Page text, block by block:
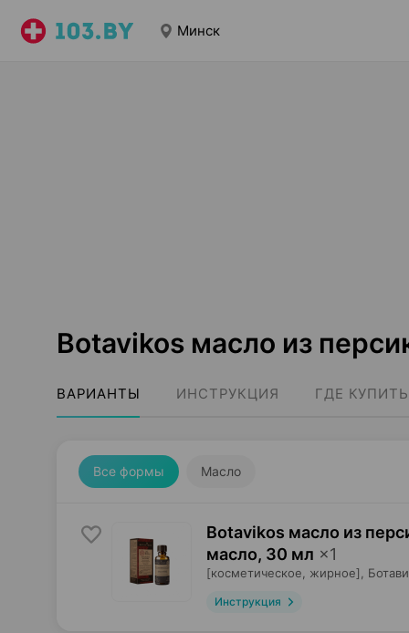
Минск
Botavikos масло из
ВАРИАНТЫ ИНСТРУКЦИЯ ГДЕ КУПИТЬ
Все формы Масло
Botavikos масло из
масло, 30 мл ×1
[косметическое, жирное],
Инструкция